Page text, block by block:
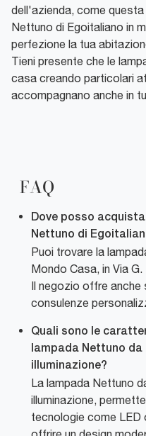
dell'azienda, come
Nettuno di Egoitaliano in
perfezione la tua
Tieni presente che le
casa creando particolari
accompagnano anche in
FAQ
Dove posso
Nettuno di
Puoi trovare la
Mondo Casa, in Via
Il negozio offre anche
consulenze
Quali sono le
lampada Nettuno
illuminazione?
La lampada Nettuno
illuminazione,
tecnologie come LED